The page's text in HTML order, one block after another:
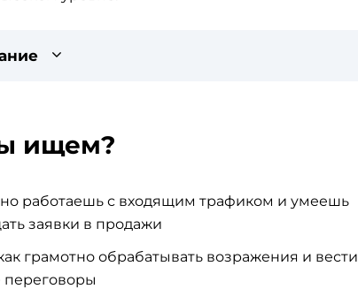
ищем?
работаешь с входящим трафиком и умеешь
заявки в продажи
грамотно обрабатывать возражения и вести